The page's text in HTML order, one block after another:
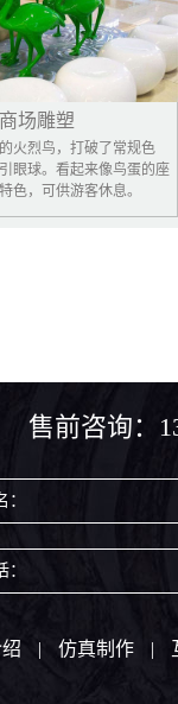
塑
鸟，打破了常规色
。看起来像鸟蛋的座
可供游客休息。
售前咨询：
| 仿真制作 |